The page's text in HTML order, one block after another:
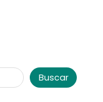
Buscar